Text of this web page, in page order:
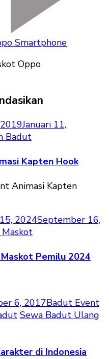
Smartphone
Januari 11,
Badut
Kapten Hook
2024September 16,
Maskot
Pemilu 2024
6, 2017Badut Event
Sewa Badut Ulang
di Indonesia